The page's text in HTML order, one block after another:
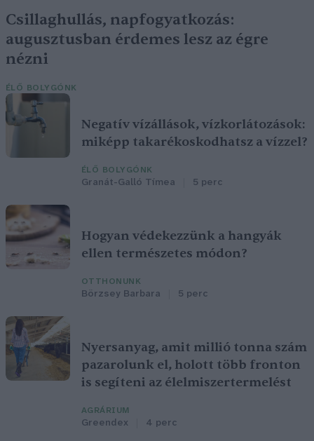
Csillaghullás, napfogyatkozás:
augusztusban érdemes lesz az égre
nézni
ÉLŐ BOLYGÓNK
Negatív vízállások, vízkorlátozások:
miképp takarékoskodhatsz a vízzel?
ÉLŐ BOLYGÓNK
Granát-Galló Tímea 5 perc
Hogyan védekezzünk a hangyák
ellen természetes módon?
OTTHONUNK
Börzsey Barbara 5 perc
Nyersanyag, amit millió tonna szám
pazarolunk el, holott több fronton
is segíteni az élelmiszertermelést
AGRÁRIUM
Greendex 4 perc